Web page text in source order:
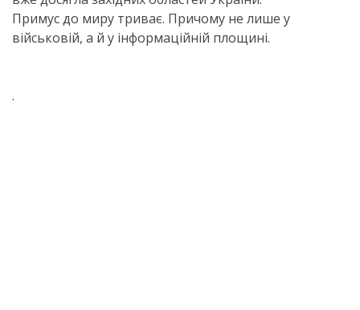
Примус до миру триває. Причому не лише у
військовій, а й у інформаційній площині.
.